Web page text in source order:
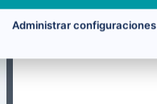
Administrar configuraciones